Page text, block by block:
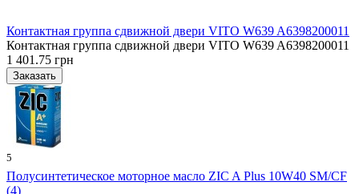
Контактная группа сдвижной двери VITO W639 A6398200011
Контактная группа сдвижной двери VITO W639 A6398200011
1 401.75 грн
5
Полусинтетическое моторное масло ZIC A Plus 10W40 SM/CF
(4)